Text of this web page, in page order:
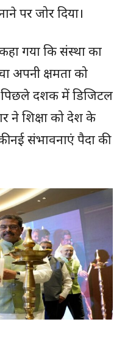
पर जोर दिया।
गया कि संस्था का
अपनी क्षमता को
पिछले दशक में डिजिटल
ने शिक्षा को देश के
नई संभावनाएं पैदा की